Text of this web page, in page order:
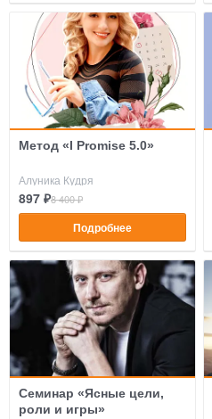
Метод «I Promise 5.0»
Алуника Кудря
897 ₽8 400 ₽
Подробнее
Семинар «Ясные цели,
роли и игры»